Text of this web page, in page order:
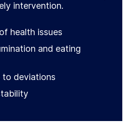
intervention.
health issues
and eating
to deviations